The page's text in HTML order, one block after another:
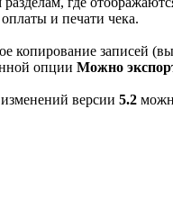
и печати чека.
копирование записей
опции Можно
версии 5.2